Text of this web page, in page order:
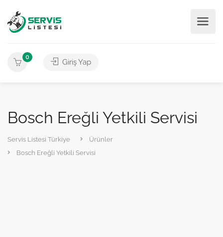
0
Giriş Yap
Bosch Ereğli Yetkili Servisi
Servis Listesi Türkiye
Ürünler
Bosch Ereğli Yetkili Servisi